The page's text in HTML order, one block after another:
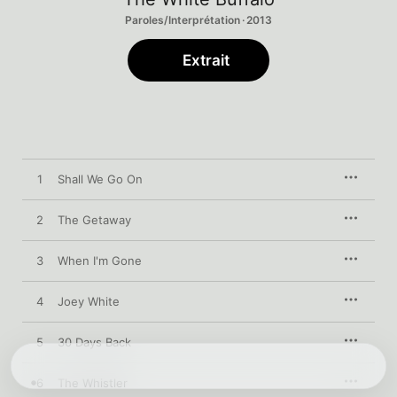
Paroles/Interprétation · 2013
Extrait
1 Shall We Go On
2 The Getaway
3 When I'm Gone
4 Joey White
5 30 Days Back
The Whistler